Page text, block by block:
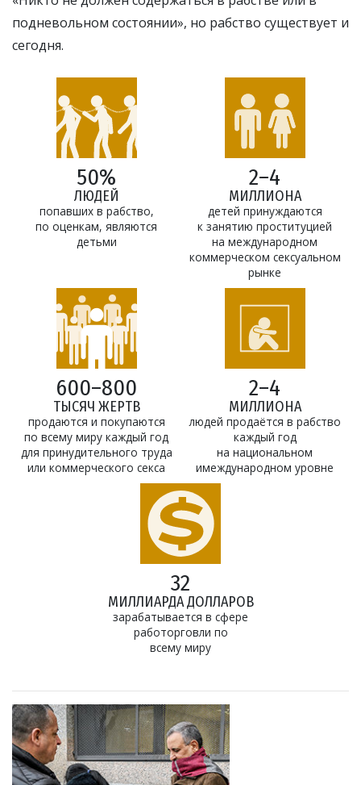
подневольном состоянии», но рабство существует и
сегодня.
50%
ЛЮДЕЙ
попавших в рабство,
по оценкам, являются
детьми
2–4
МИЛЛИОНА
детей принуждаются
к занятию проституцией
на международном
коммерческом сексуальном
рынке
600–800
ТЫСЯЧ ЖЕРТВ
продаются и покупаются
по всему миру каждый год
для принудительного труда
или коммерческого секса
2–4
МИЛЛИОНА
людей продаётся в рабство
каждый год
на национальном
имеждународном уровне
32
МИЛЛИАРДА ДОЛЛАРОВ
зарабатывается в сфере
работорговли по
всему миру